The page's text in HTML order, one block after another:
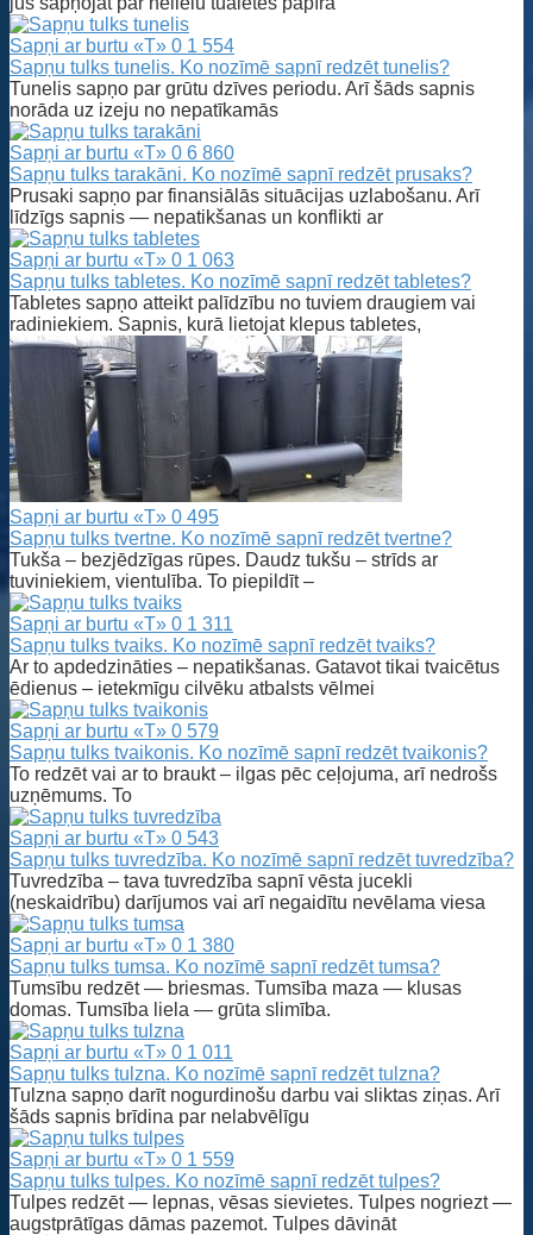
Sapņi ar burtu «T» 0 1 554
Sapņu tulks tunelis. Ko nozīmē sapnī redzēt tunelis?
Tunelis sapņo par grūtu dzīves periodu. Arī šāds sapnis
norāda uz izeju no nepatīkamās
Sapņi ar burtu «T» 0 6 860
Sapņu tulks tarakāni. Ko nozīmē sapnī redzēt prusaks?
Prusaki sapņo par finansiālās situācijas uzlabošanu. Arī
līdzīgs sapnis — nepatikšanas un konflikti ar
Sapņi ar burtu «T» 0 1 063
Sapņu tulks tabletes. Ko nozīmē sapnī redzēt tabletes?
Tabletes sapņo atteikt palīdzību no tuviem draugiem vai
radiniekiem. Sapnis, kurā lietojat klepus tabletes,
Sapņi ar burtu «T» 0 495
Sapņu tulks tvertne. Ko nozīmē sapnī redzēt tvertne?
Tukša – bezjēdzīgas rūpes. Daudz tukšu – strīds ar
tuviniekiem, vientulība. To piepildīt –
Sapņi ar burtu «T» 0 1 311
Sapņu tulks tvaiks. Ko nozīmē sapnī redzēt tvaiks?
Ar to apdedzināties – nepatikšanas. Gatavot tikai tvaicētus
ēdienus – ietekmīgu cilvēku atbalsts vēlmei
Sapņi ar burtu «T» 0 579
Sapņu tulks tvaikonis. Ko nozīmē sapnī redzēt tvaikonis?
To redzēt vai ar to braukt – ilgas pēc ceļojuma, arī nedrošs
uzņēmums. To
Sapņi ar burtu «T» 0 543
Sapņu tulks tuvredzība. Ko nozīmē sapnī redzēt tuvredzība?
Tuvredzība – tava tuvredzība sapnī vēsta jucekli
(neskaidrību) darījumos vai arī negaidītu nevēlama viesa
Sapņi ar burtu «T» 0 1 380
Sapņu tulks tumsa. Ko nozīmē sapnī redzēt tumsa?
Tumsību redzēt — briesmas. Tumsība maza — klusas
domas. Tumsība liela — grūta slimība.
Sapņi ar burtu «T» 0 1 011
Sapņu tulks tulzna. Ko nozīmē sapnī redzēt tulzna?
Tulzna sapņo darīt nogurdinošu darbu vai sliktas ziņas. Arī
šāds sapnis brīdina par nelabvēlīgu
Sapņi ar burtu «T» 0 1 559
Sapņu tulks tulpes. Ko nozīmē sapnī redzēt tulpes?
Tulpes redzēt — lepnas, vēsas sievietes. Tulpes nogriezt —
augstprātīgas dāmas pazemot. Tulpes dāvināt